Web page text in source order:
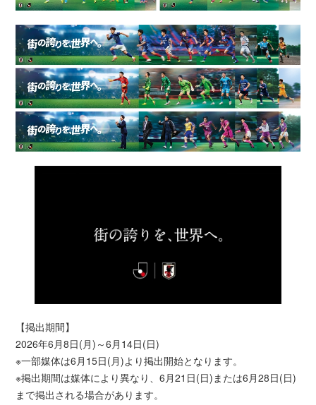
【掲出期間】
2026年6月8日(月)～6月14日(日)
※一部媒体は6月15日(月)より掲出開始となります。
※掲出期間は媒体により異なり、6月21日(日)または6月28日(日)
まで掲出される場合があります。